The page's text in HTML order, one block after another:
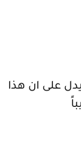
على ان هذا